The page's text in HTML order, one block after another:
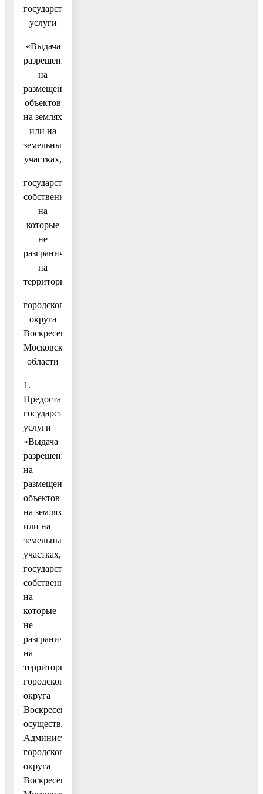
государственной
услуги
«Выдача
разрешения
на
размещение
объектов
на землях
или на
земельных
участках,
государственная
собственность
на
которые
не
разграничена»
на
территории
городского
округа
Воскресенск
Московской
области
1.
Предоставление
государственной
услуги
«Выдача
разрешения
на
размещение
объектов
на землях
или на
земельных
участках,
государственная
собственность
на
которые
не
разграничена»
на
территории
городского
округа
Воскресенск
осуществляется
Администрацией
городского
округа
Воскресенск